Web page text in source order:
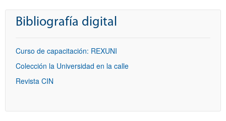
Bibliografía digital
Curso de capacitación: REXUNI
Colección la Universidad en la calle
Revista CIN